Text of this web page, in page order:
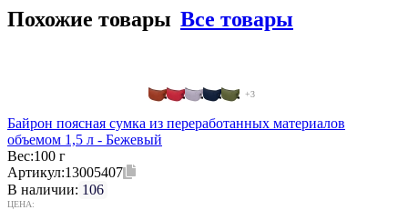
Похожие товары Все товары
+3
Байрон поясная сумка из переработанных материалов
объемом 1,5 л - Бежевый
Вес:100 г
Артикул:13005407
В наличии: 106
ЦЕНА: